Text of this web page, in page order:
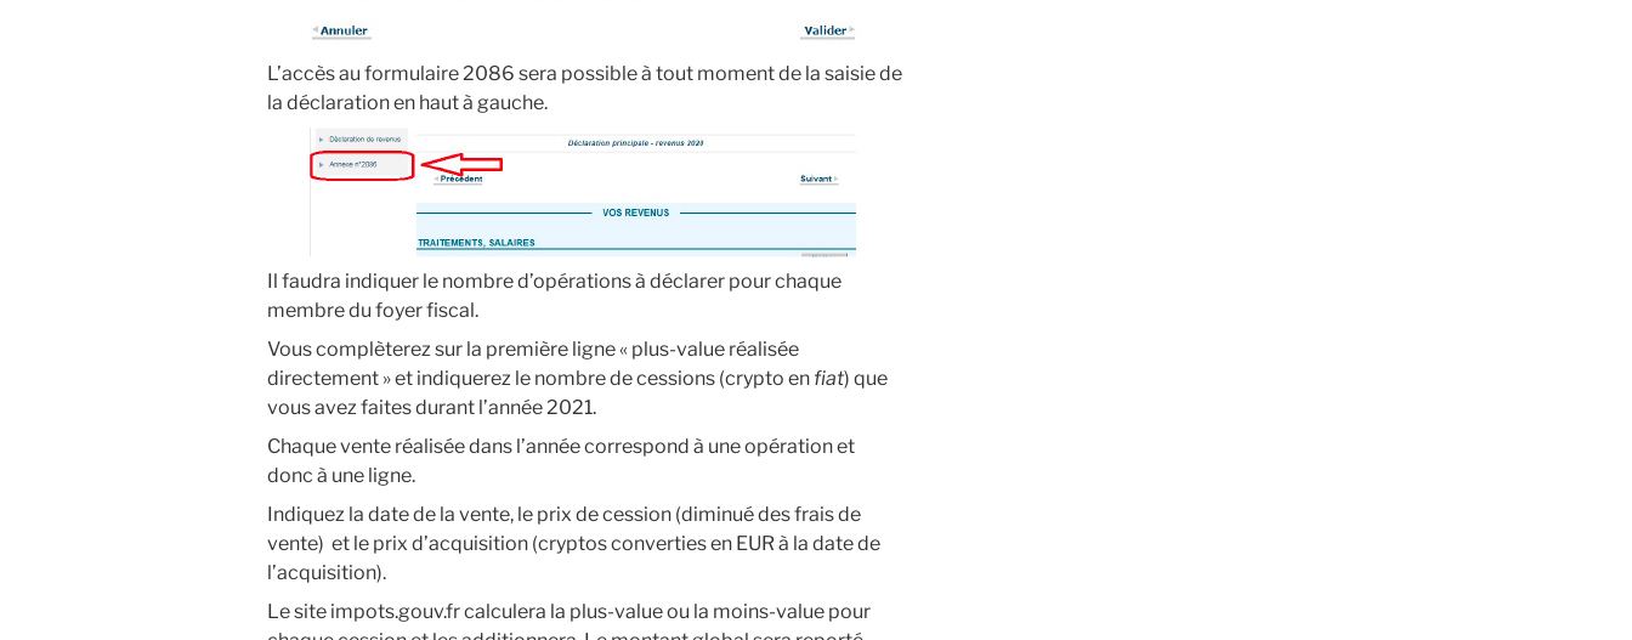
L’accès au formulaire 2086 sera possible à tout moment de la saisie de
la déclaration en haut à gauche.
Il faudra indiquer le nombre d’opérations à déclarer pour chaque
membre du foyer fiscal.
Vous complèterez sur la première ligne « plus-value réalisée
directement » et indiquerez le nombre de cessions (crypto en fiat) que
vous avez faites durant l’année 2021.
Chaque vente réalisée dans l’année correspond à une opération et
donc à une ligne.
Indiquez la date de la vente, le prix de cession (diminué des frais de
vente) et le prix d’acquisition (cryptos converties en EUR à la date de
l’acquisition).
Le site impots.gouv.fr calculera la plus-value ou la moins-value pour